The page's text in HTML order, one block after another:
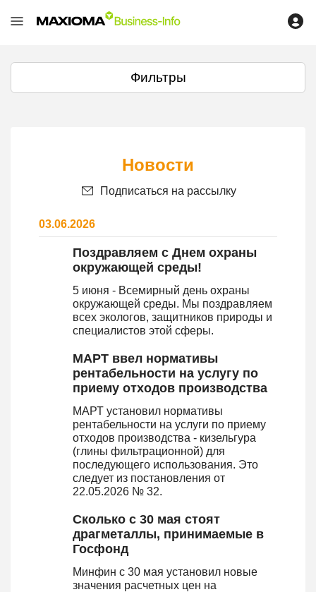
Фильтры
Новости
Подписаться на рассылку
03.06.2026
Поздравляем с Днем охраны
окружающей среды!
5 июня - Всемирный день охраны
окружающей среды. Мы поздравляем
всех экологов, защитников природы и
специалистов этой сферы.
МАРТ ввел нормативы
рентабельности на услугу по
приему отходов производства
МАРТ установил нормативы
рентабельности на услуги по приему
отходов производства - кизельгура
(глины фильтрационной) для
последующего использования. Это
следует из постановления от
22.05.2026 № 32.
Сколько с 30 мая стоят
драгметаллы, принимаемые в
Госфонд
Минфин с 30 мая установил новые
значения расчетных цен на